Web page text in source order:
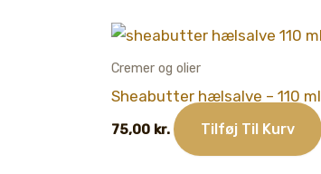
Cremer og olier
Sheabutter hælsalve – 110 ml
75,00 kr. Tilføj Til Kurv